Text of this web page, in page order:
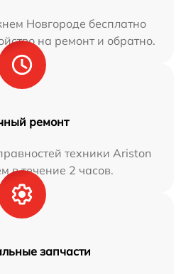
Новгороде бесплатно
на ремонт и обратно.
ремонт
техники Ariston
в течение 2 часов.
запчасти